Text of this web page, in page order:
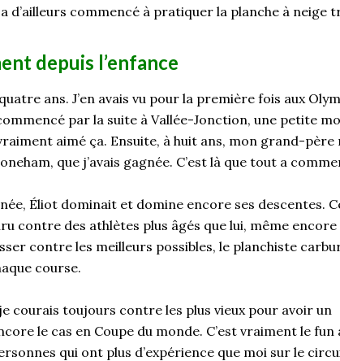
d’ailleurs commencé à pratiquer la planche à neige
depuis l’enfance
ans. J’en avais vu pour la première fois aux
par la suite à Vallée-Jonction, une petite
aimé ça. Ensuite, à huit ans, mon grand-père
que j’avais gagnée. C’est là que tout a
Éliot dominait et domine encore ses descentes.
contre des athlètes plus âgés que lui, même encore
contre les meilleurs possibles, le planchiste
course.
courais toujours contre les plus vieux pour avoir un
le cas en Coupe du monde. C’est vraiment le fun
qui ont plus d’expérience que moi sur le